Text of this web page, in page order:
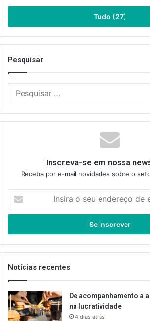
Tudo (27)
Pesquisar
Inscreva-se em nossa
Receba por e-mail novidades sobre o
seu
de
email
Notícias recentes
De acompanhamento a
na lucratividade
4 dias atrás